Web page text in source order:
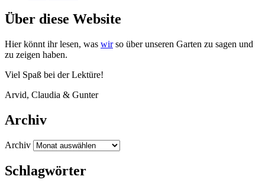
Über diese Website
Hier könnt ihr lesen, was wirso über unse­ren Gar­ten zu sagen und
zu zei­gen haben.
Viel Spaß bei der Lektüre!
Arvid, Clau­dia & Gunter
Archiv
Archiv
Schlagwörter